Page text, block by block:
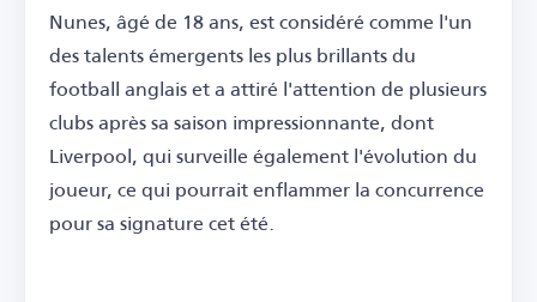
Nunes, âgé de 18 ans, est considéré comme l'un
des talents émergents les plus brillants du
football anglais et a attiré l'attention de plusieurs
clubs après sa saison impressionnante, dont
Liverpool, qui surveille également l'évolution du
joueur, ce qui pourrait enflammer la concurrence
pour sa signature cet été.